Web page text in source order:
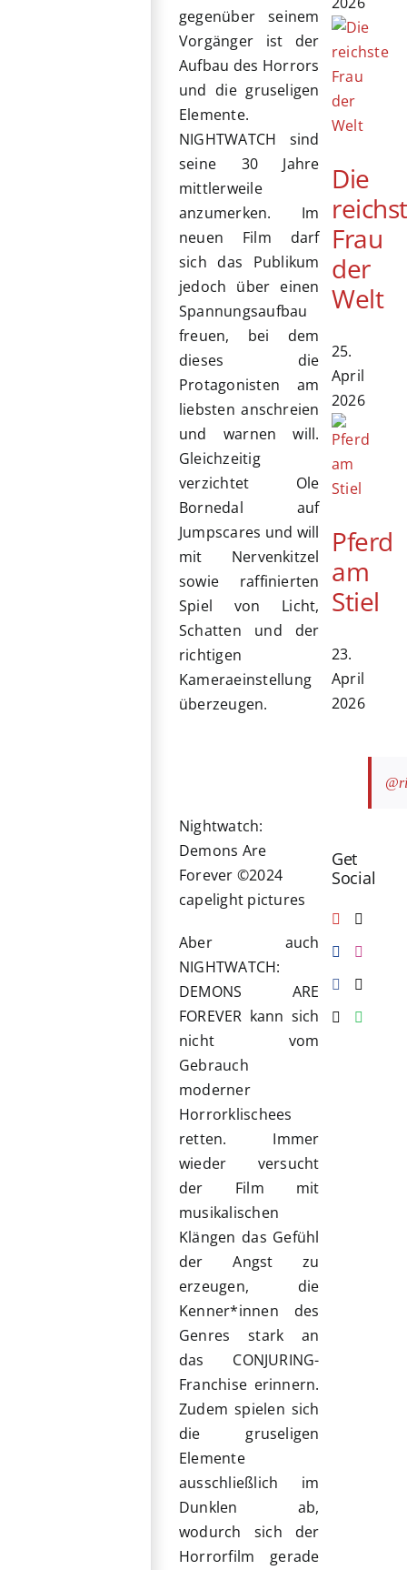
gegenüber seinem
Vorgänger ist der
Aufbau des Horrors
und die gruseligen
Elemente.
NIGHTWATCH sind
seine 30 Jahre
mittlerweile
anzumerken. Im
neuen Film darf
sich das Publikum
jedoch über einen
Spannungsaufbau
freuen, bei dem
dieses die
Protagonisten am
liebsten anschreien
und warnen will.
Gleichzeitig
verzichtet Ole
Bornedal auf
Jumpscares und will
mit Nervenkitzel
sowie raffinierten
Spiel von Licht,
Schatten und der
richtigen
Kameraeinstellung
überzeugen.
Nightwatch:
Demons Are
Forever ©2024
capelight pictures
Aber auch
NIGHTWATCH:
DEMONS ARE
FOREVER kann sich
nicht vom
Gebrauch
moderner
Horrorklischees
retten. Immer
wieder versucht
der Film mit
musikalischen
Klängen das Gefühl
der Angst zu
erzeugen, die
Kenner*innen des
Genres stark an
das CONJURING-
Franchise erinnern.
Zudem spielen sich
die gruseligen
Elemente
ausschließlich im
Dunklen ab,
wodurch sich der
Horrorfilm gerade
Die
Frau
der
Welt
25.
April
2026
Pferd
am
Stiel
23.
April
2026
Get
Social